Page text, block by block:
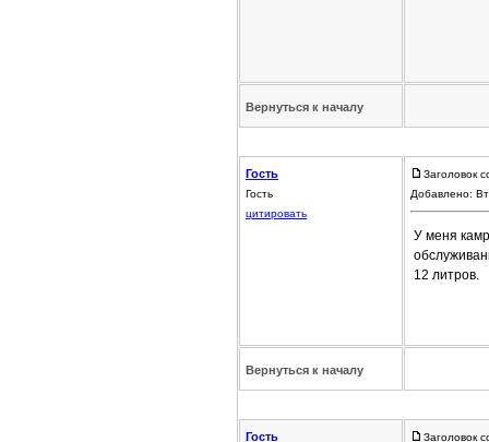
Вернуться к началу
Гость
Гость
цитировать
Заголовок
Добавлено:
У меня
12 литров.
Вернуться к началу
Гость Заголовок